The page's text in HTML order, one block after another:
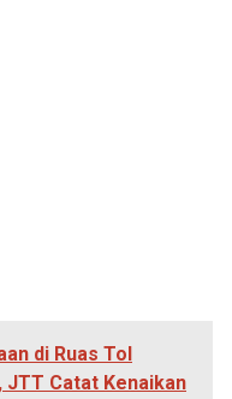
di Ruas Tol
JTT Catat Kenaikan